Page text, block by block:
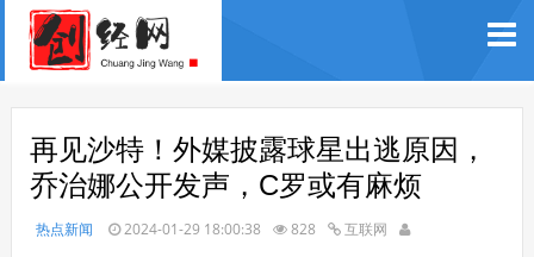
再见沙特！外媒披露球星出逃原因，
乔治娜公开发声，C罗或有麻烦
热点新闻 2024-01-29 18:00:38 828 互联网